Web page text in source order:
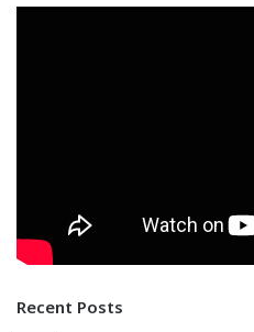
Recent Posts